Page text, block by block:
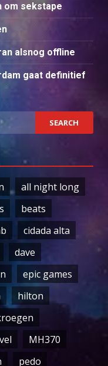
om sekstape
alsnog offline
gaat definitief
all night long
beats
cidada alta
dave
epic games
hilton
MH370
pedo